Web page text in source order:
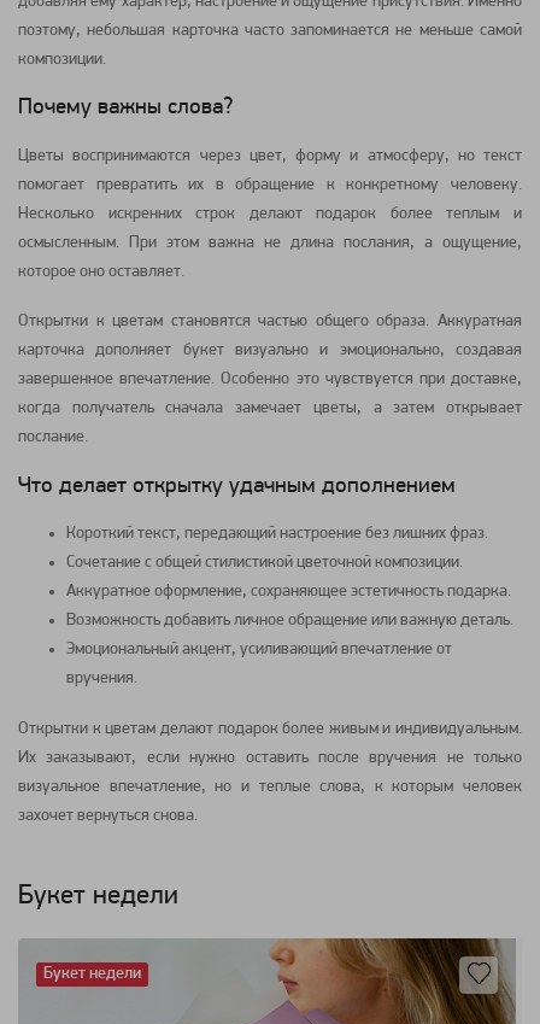
поэтому, небольшая карточка часто запоминается не меньше самой
композиции.
Почему важны слова?
Цветы воспринимаются через цвет, форму и атмосферу, но текст
помогает превратить их в обращение к конкретному человеку.
Несколько искренних строк делают подарок более теплым и
осмысленным. При этом важна не длина послания, а ощущение,
которое оно оставляет.
Открытки к цветам становятся частью общего образа. Аккуратная
карточка дополняет букет визуально и эмоционально, создавая
завершенное впечатление. Особенно это чувствуется при доставке,
когда получатель сначала замечает цветы, а затем открывает
послание.
Что делает открытку удачным дополнением
Короткий текст, передающий настроение без лишних фраз.
Сочетание с общей стилистикой цветочной композиции.
Аккуратное оформление, сохраняющее эстетичность подарка.
Возможность добавить личное обращение или важную деталь.
Эмоциональный акцент, усиливающий впечатление от
вручения.
Открытки к цветам делают подарок более живым и индивидуальным.
Их заказывают, если нужно оставить после вручения не только
визуальное впечатление, но и теплые слова, к которым человек
захочет вернуться снова.
Букет недели
Букет недели